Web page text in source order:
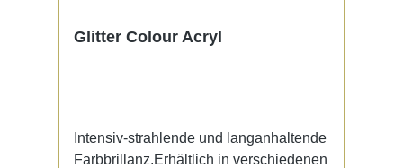
Glitter Colour Acryl
Intensiv-strahlende und langanhaltende
Farbbrillanz.Erhältlich in verschiedenen